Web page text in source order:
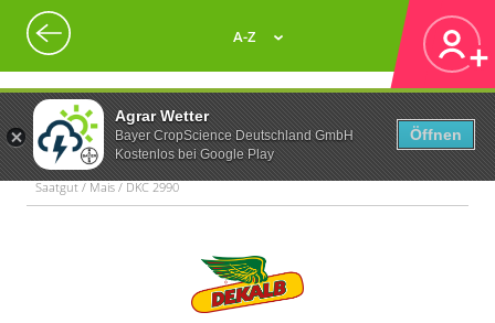
Agrar Wetter
Bayer CropScience Deutschland GmbH
Kostenlos bei Google Play
Öffnen
A-Z
Saatgut / Mais / DKC 2990